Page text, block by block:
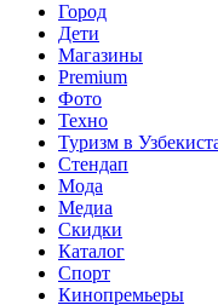
Город
Дети
Магазины
Premium
Фото
Техно
Туризм в
Стендап
Мода
Медиа
Скидки
Каталог
Спорт
Кинопремьеры